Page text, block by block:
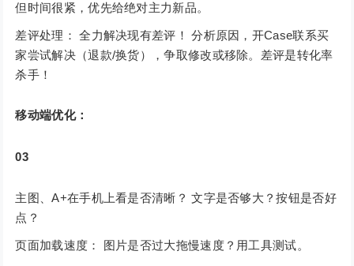
但时间很紧，优先给绝对主力新品。
差评处理： 全力解决现有差评！ 分析原因，开Case联系买
家尝试解决（退款/换货），争取修改或移除。差评是转化率
杀手！
移动端优化：
03
主图、A+在手机上看是否清晰？ 文字是否够大？按钮是否好
点？
页面加载速度： 图片是否过大拖慢速度？用工具测试。